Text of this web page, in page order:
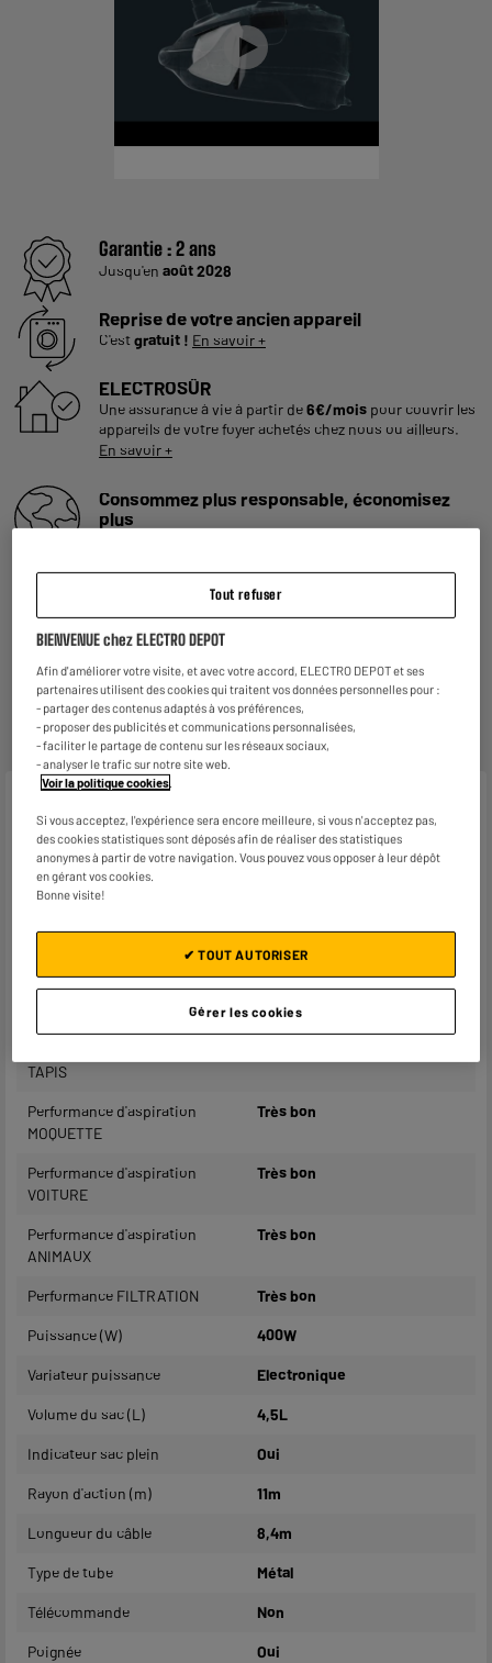
Garantie :2 ans
Jusqu'en août 2028
Reprise de votre ancien appareil
C'estgratuit ! En savoir +
ELECTROSÛR
Une assurance à vie à partir de6€/mois pour couvrir les
appareils de votre foyer achetés chez nous ou ailleurs.
En savoir +
Consommez plus responsable, économisez
plus
- Retoursgratuitsdans
DEPOT de France(
- Retours par voie postale : vos colis retours sont traités
dans le magasin le plus proche de chez vous pour limiter
les trajets et donc l’impact sur la planète. Les frais de
retour par voie postale restent à votre charge.
Marque ROWENTA
Usage
Classe d'émission de
Elevée
Performance d'aspiration
Très bon
TAPIS
Performance d'aspiration
MOQUETTE
Très bon
Performance d'aspiration
VOITURE
Très bon
Performance d'aspiration
ANIMAUX
Très bon
Performance FILTRATION Très bon
Puissance (W) 400W
Variateur puissance Electronique
Volume du sac (L) 4,5L
Indicateur sac plein Oui
Rayon d'action (m) 11m
Longueur du câble 8,4m
Type de tube Métal
Télécommande Non
Poignée Oui
Tout refuser
BIENVENUE chez ELECTRO DEPOT
Afin d'améliorer votre visite, et avec votre accord, ELECTRO DEPOT et ses
partenaires utilisent des cookies qui traitent vos données personnelles pour :
- partager des contenus adaptés à vos préférences,
- proposer des publicités et communications personnalisées,
- faciliter le partage de contenu sur les réseaux sociaux,
- analyser le trafic sur notre site web.
Voir la politique cookies.
Si vous acceptez, l'expérience sera encore meilleure, si vous n'acceptez pas,
des cookies statistiques sont déposés afin de réaliser des statistiques
anonymes à partir de votre navigation. Vous pouvez vous opposer à leur dépôt
en gérant vos cookies.
Bonne visite!
Gérer les cookies
✔ TOUT AUTORISER